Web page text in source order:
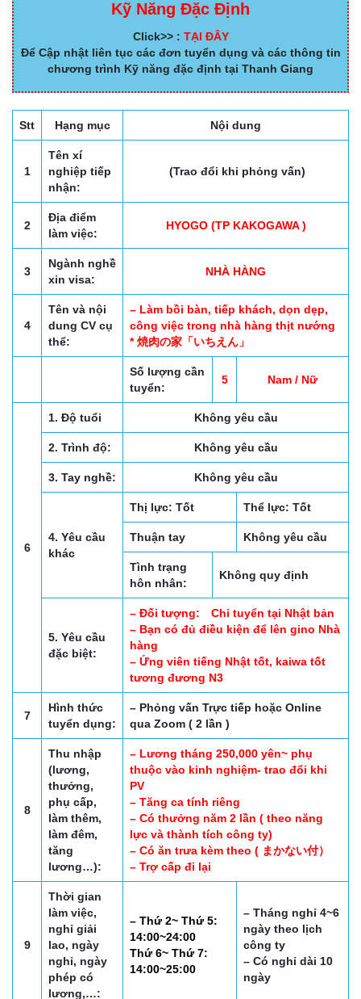
Kỹ Năng Đặc Định
Click>> : TẠI ĐÂY
Để Cập nhật liên tục các đơn tuyển dụng và các thông tin
chương trình Kỹ năng đặc định tại Thanh Giang
Stt Hạng mục Nội dung
1
Tên xí
nghiệp tiếp
nhận:
(Trao đổi khi phỏng vấn)
2
Địa điểm
làm việc:
HYOGO (TP KAKOGAWA )
3
Ngành nghề
xin visa:
NHÀ HÀNG
4
Tên và nội
dung CV cụ
thể:
– Làm bồi bàn, tiếp khách, dọn dẹp,
công việc trong nhà hàng thịt nướng
* 焼肉の家「いちえん」
Số lượng cần
tuyển:
5 Nam / Nữ
6
1. Độ tuổi Không yêu cầu
2. Trình độ: Không yêu cầu
3. Tay nghề: Không yêu cầu
4. Yêu cầu
khác
Thị lực: Tốt Thể lực: Tốt
Thuận tay Không yêu cầu
Tình trạng
hôn nhân:
Không quy định
5. Yêu cầu
đặc biệt:
– Đối tượng: Chỉ tuyển tại Nhật bản
– Bạn có đủ điều kiện để lên gino Nhà
hàng
– Ứng viên tiếng Nhật tốt, kaiwa tốt
tương đương N3
7
Hình thức
tuyển dụng:
– Phỏng vấn Trực tiếp hoặc Online
qua Zoom ( 2 lần )
8
Thu nhập
(lương,
thưởng,
phụ cấp,
làm thêm,
làm đêm,
tăng
lương…):
– Lương tháng 250,000 yên~ phụ
thuộc vào kinh nghiệm- trao đổi khi
PV
– Tăng ca tính riêng
– Có thưởng năm 2 lần ( theo năng
lực và thành tích công ty)
– Có ăn trưa kèm theo ( まかない付）
– Trợ cấp đi lại
9
Thời gian
làm việc,
nghỉ giải
lao, ngày
nghỉ, ngày
phép có
lương,…:
– Thứ 2~ Thứ 5:
14:00~24:00
Thứ 6~ Thứ 7:
14:00~25:00
– Tháng nghỉ 4~6
ngày theo lịch
công ty
– Có nghỉ dài 10
ngày